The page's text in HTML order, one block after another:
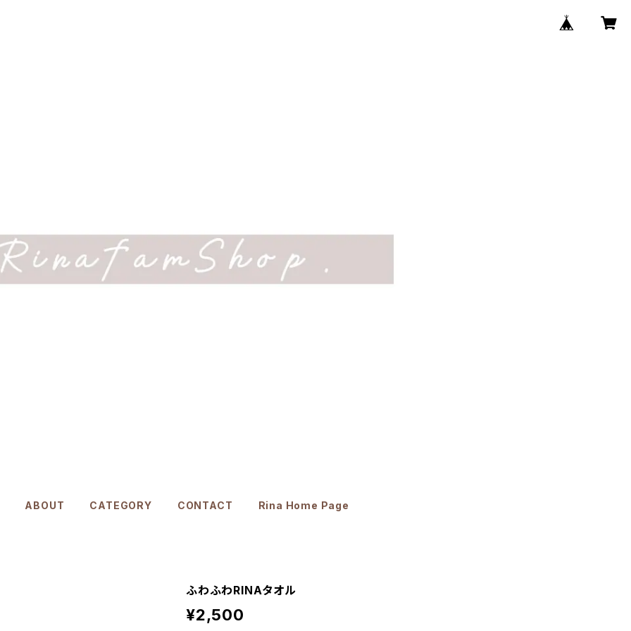
ABOUT CATEGORY CONTACT Rina Home Page
ふわふわRINAタオル
¥2,500